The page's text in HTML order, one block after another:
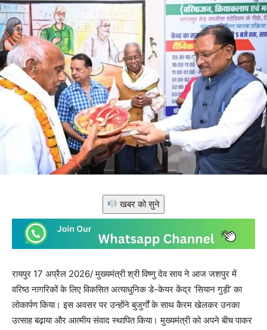
खबर को सुने
रायपुर 17 अप्रैल 2026/ मुख्यमंत्री श्री विष्णु देव साय ने आज जशपुर में
वरिष्ठ नागरिकों के लिए विकसित अत्याधुनिक डे-केयर केंद्र ‘सियान गुड़ी’ का
लोकार्पण किया। इस अवसर पर उन्होंने बुजुर्गों के साथ कैरम खेलकर उनका
उत्साह बढ़ाया और आत्मीय संवाद स्थापित किया। मुख्यमंत्री को अपने बीच पाकर